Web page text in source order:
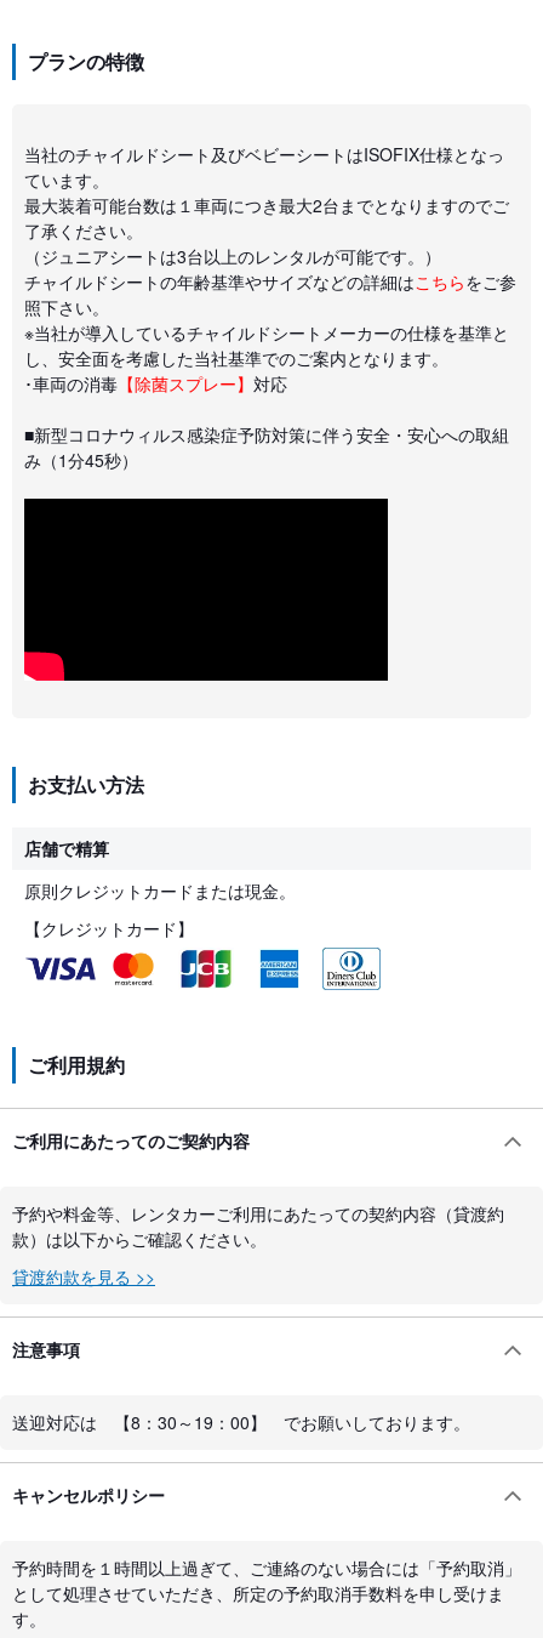
プランの特徴
当社のチャイルドシート及びベビーシートはISOFIX仕様となっ
ています。
最大装着可能台数は１車両につき最大2台までとなりますのでご
了承ください。
（ジュニアシートは3台以上のレンタルが可能です。）
チャイルドシートの年齢基準やサイズなどの詳細はこちらをご参
照下さい。
※当社が導入しているチャイルドシートメーカーの仕様を基準と
し、安全面を考慮した当社基準でのご案内となります。
･車両の消毒 【除菌スプレー】 対応
■新型コロナウィルス感染症予防対策に伴う安全・安心への取組
み（1分45秒）
お支払い方法
店舗で精算
原則クレジットカードまたは現金。
【クレジットカード】
ご利用規約
ご利用にあたってのご契約内容
予約や料金等、レンタカーご利用にあたっての契約内容（貸渡約
款）は以下からご確認ください。
貸渡約款を見る >>
注意事項
送迎対応は 【8：30～19：00】 でお願いしております。
キャンセルポリシー
予約時間を１時間以上過ぎて、ご連絡のない場合には「予約取消」
として処理させていただき、所定の予約取消手数料を申し受けま
す。